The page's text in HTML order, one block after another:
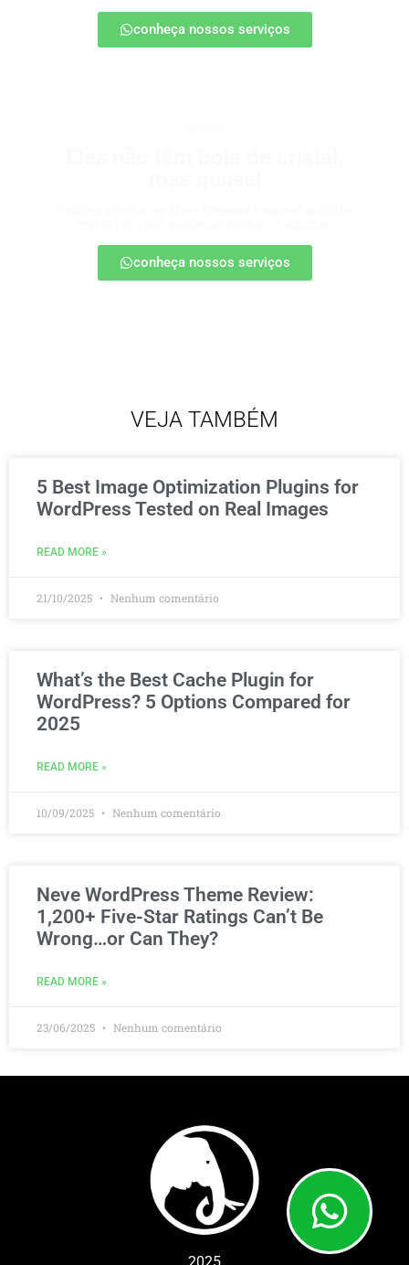
conheça nossos serviços
conheça nossos serviços
VEJA TAMBÉM
5 Best Image Optimization Plugins for
WordPress Tested on Real Images
READ MORE »
21/10/2025 Nenhum comentário
What’s the Best Cache Plugin for
WordPress? 5 Options Compared for
2025
READ MORE »
10/09/2025 Nenhum comentário
Neve WordPress Theme Review:
1,200+ Five-Star Ratings Can’t Be
Wrong…or Can They?
READ MORE »
23/06/2025 Nenhum comentário